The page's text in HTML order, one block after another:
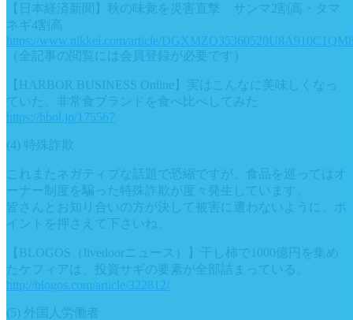
【日本経済新聞】秋の味覚を災害直撃 サンマ2割高・タマ
ネギ4割高
https://www.nikkei.com/article/
（全記事の閲覧には会員登録が必要です）
【HARBOR BUSINESS Online】実はこんなに美味しくなっ
ていた。非常食ブランドを食べ比べしてみた
https://hbol.jp/175567
(4) 特殊詐欺
これまたネガティブな話題で恐縮ですが、食品を巡ってはオ
ーナー制度を騙った特殊詐欺が度々発生しています。
皆さんとお知り合いの方が決して被害に遭わないように、ポ
イントを押さえて下さいね。
【BLOGOS（livedoorニュース）】干し柿で1000億円を集め
たケフィアは、投資サギの要素が全部詰まっている。
http://blogos.com/article/322812/
(5) 外国人労働者